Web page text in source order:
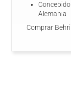
Alemania
Comprar